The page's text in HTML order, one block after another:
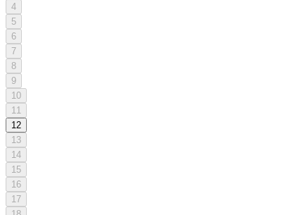
4
5
6
7
8
9
10
11
12
13
14
15
16
17